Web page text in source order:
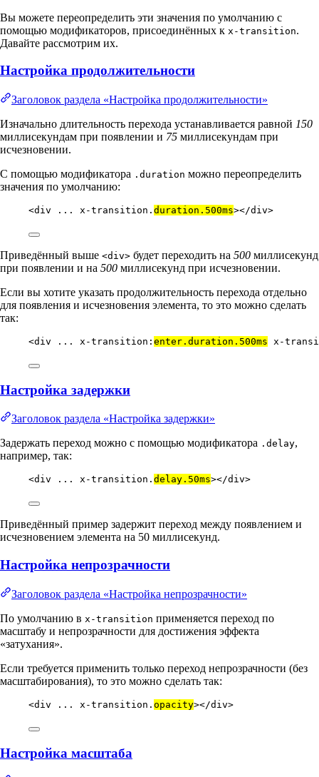
Вы можете переопределить эти значения по умолчанию с
помощью модификаторов, присоединённых к x-transition.
Давайте рассмотрим их.
Настройка продолжительности
Заголовок раздела «Настройка продолжительности»
Изначально длительность перехода устанавливается равной 150
миллисекундам при появлении и 75 миллисекундам при
исчезновении.
С помощью модификатора .duration можно переопределить
значения по умолчанию:
<div ... x-transition. duration.500ms></div>
Приведённый выше <div> будет переходить на 500 миллисекунд
при появлении и на 500 миллисекунд при исчезновении.
Если вы хотите указать продолжительность перехода отдельно
для появления и исчезновения элемента, то это можно сделать
так:
<div ... x-transition: enter.duration.500ms x-
Настройка задержки
Заголовок раздела «Настройка задержки»
Задержать переход можно с помощью модификатора .delay,
например, так:
<div ... x-transition. delay.50ms></div>
Приведённый пример задержит переход между появлением и
исчезновением элемента на 50 миллисекунд.
Настройка непрозрачности
Заголовок раздела «Настройка непрозрачности»
По умолчанию в x-transition применяется переход по
масштабу и непрозрачности для достижения эффекта
«затухания».
Если требуется применить только переход непрозрачности (без
масштабирования), то это можно сделать так:
<div ... x-transition. opacity></div>
Настройка масштаба